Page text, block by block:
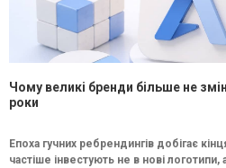
Чому великі бренди більше не
роки
Епоха гучних ребрендингів добігає
частіше інвестують не в нові логотипи,